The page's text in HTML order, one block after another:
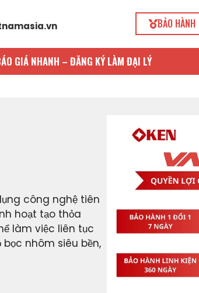
BẢO HÀNH
GIÁ NHANH – ĐĂNG KÝ LÀM ĐẠI LÝ
công nghệ tiên
hoạt tạo thỏa
làm việc liên tục
nhôm siêu bền,